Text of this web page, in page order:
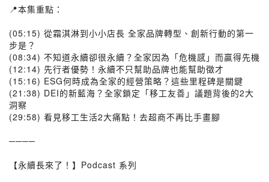
📍本集重點：
(05:15) 從霜淇淋到小小店長 全家品牌轉型、創新行動的第一
步是？
(08:34) 不知道永續卻很永續？全家因為「危機感」而贏得先機
(12:14) 先行者優勢！永續不只幫助品牌也能幫助徵才
(15:16) ESG何時成為全家的經營策略？這些里程碑是關鍵
(21:38) DEI的新藍海？全家鎖定「移工友善」議題背後的2大
洞察
(29:58) 看見移工生活2大痛點！去超商不再比手畫腳
────
【永續長來了！】Podcast 系列